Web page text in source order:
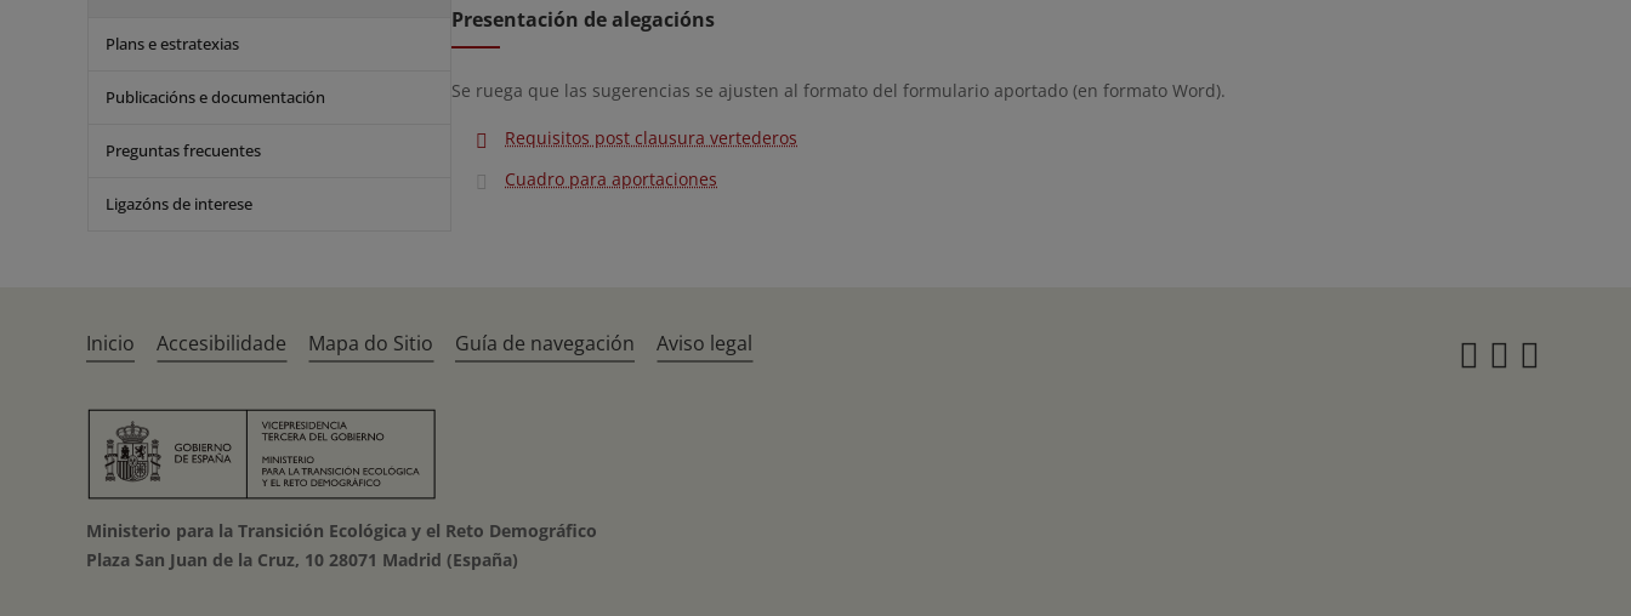
Plans e estratexias
Publicacións e documentación
Preguntas frecuentes
Ligazóns de interese
Presentación de alegacións
Se ruega que las sugerencias se ajusten al formato del formulario aportado (en formato Word).
Requisitos post clausura vertederos
Cuadro para aportaciones
Inicio Accesibilidade Mapa do Sitio Guía de navegación Aviso legal Twitter
Ministerio para la Transición Ecológica y el Reto Demográfico
Plaza San Juan de la Cruz, 10 28071 Madrid (España)